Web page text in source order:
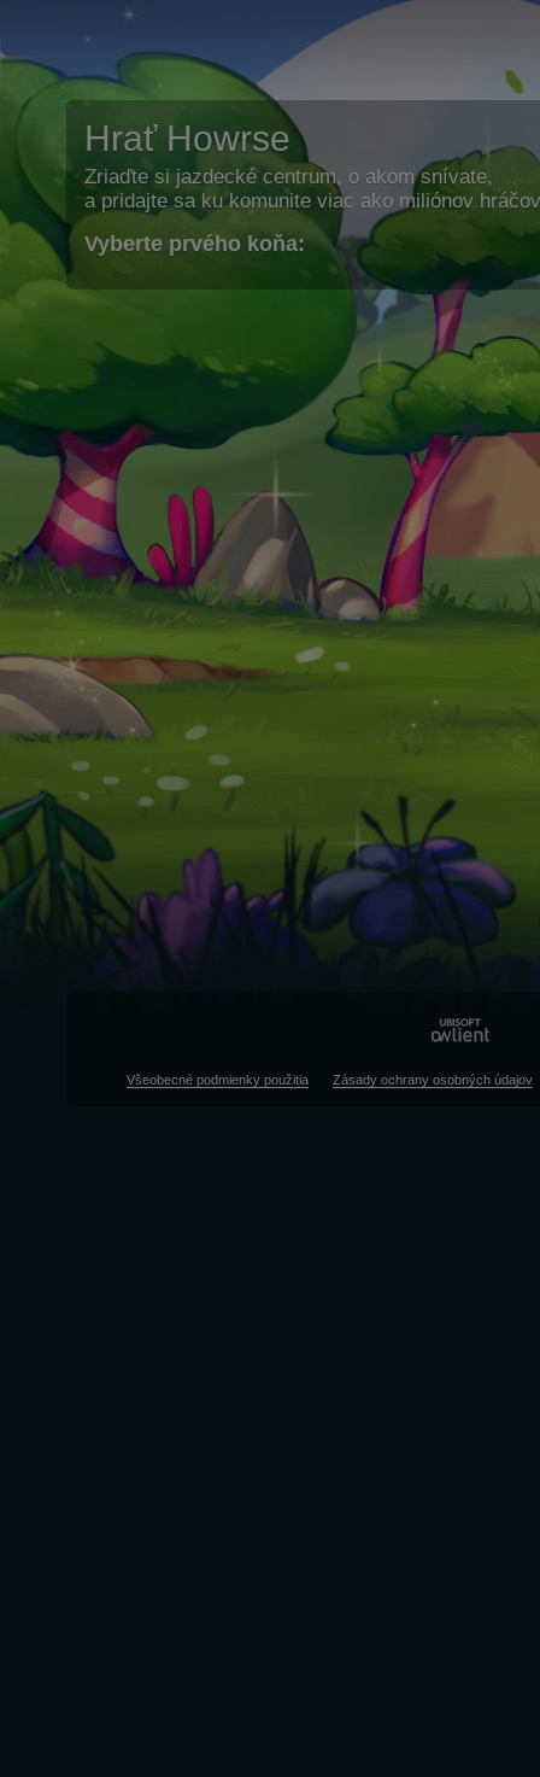
Hrať Howrse
Zriaďte si jazdecké centrum, o akom snívate,
a pridajte sa ku komunite viac ako miliónov
Vyberte prvého koňa:
Všeobecné podmienky použitia Zásady ochrany osobných údajov